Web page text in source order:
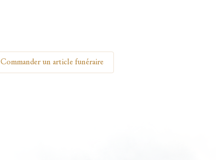
Commander un article funéraire